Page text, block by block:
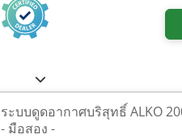
ระบบดูดอากาศบริสุทธิ์ ALKO
- มือสอง -